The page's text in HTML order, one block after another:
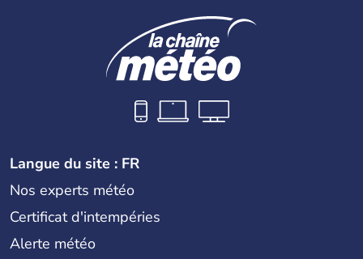
Langue du site : FR
Nos experts météo
Certificat d'intempéries
Alerte météo